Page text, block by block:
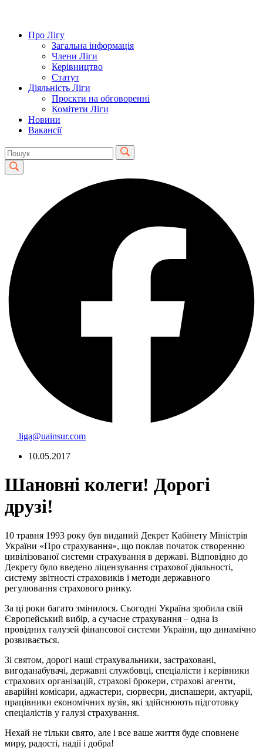
Про Лігу
Загальна інформація
Члени Ліги
Керівництво
Статут
Діяльність Ліги
Проєкти на обговоренні
Комітети Ліги
Новини
Вакансії
liga@uainsur.com
10.05.2017
Шановні колеги! Дорогі
друзі!
10 травня 1993 року був виданий Декрет Кабінету Міністрів
України «Про страхування», що поклав початок створенню
цивілізованої системи страхування в державі. Відповідно до
Декрету було введено ліцензування страхової діяльності,
систему звітності страховиків і методи державного
регулювання страхового ринку.
За ці роки багато змінилося. Сьогодні Україна зробила свій
Європейський вибір, а сучасне страхування – одна із
провідних галузей фінансової системи України, що динамічно
розвивається.
Зі святом, дорогі наші страхувальники, застраховані,
вигоданабувачі, державні службовці, спеціалісти і керівники
страхових організацій, страхові брокери, страхові агенти,
аварійні комісари, аджастери, сюрвеєри, диспашери, актуарії,
працівники економічних вузів, які здійснюють підготовку
спеціалістів у галузі страхування.
Нехай не тільки свято, але і все ваше життя буде сповнене
миру, радості, надії і добра!